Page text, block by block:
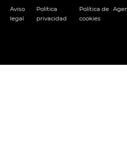
Aviso
legal
Política
privacidad
Política de
cookies